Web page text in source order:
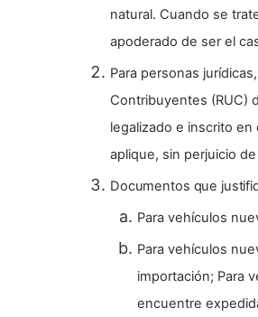
natural. Cuando se
apoderado de ser el
Para personas
Contribuyentes (RUC)
legalizado e inscrito
aplique, sin perjuicio
Documentos que
Para vehículos
Para vehículos
importación; Para
encuentre